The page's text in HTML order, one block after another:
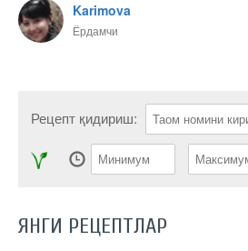
Karimova
Ёрдамчи
Рецепт қидириш:
ЯНГИ РЕЦЕПТЛАР